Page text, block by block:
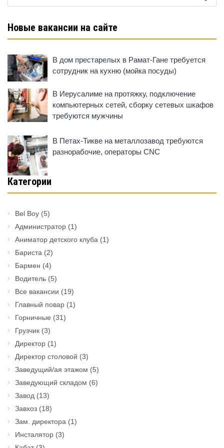
for:
Новые вакансии на сайте
В дом престарелых в Рамат-Гане требуется
сотрудник на кухню (мойка посуды)
В Иерусалиме на протяжку, подключение
компьютерных сетей, сборку сетевых шкафов
требуются мужчины
В Петах-Тикве на металлозавод требуются
разнорабочие, операторы CNC
Категории
Bel Boy (5)
Администратор (1)
Аниматор детского клуба (1)
Бариста (2)
Бармен (4)
Водитель (5)
Все вакансии (19)
Главный повар (1)
Горничные (31)
Грузчик (3)
Директор (1)
Директор столовой (3)
Заведущий/ая этажом (5)
Заведующий складом (6)
Завод (13)
Завхоз (18)
Зам. директора (1)
Инсталятор (3)